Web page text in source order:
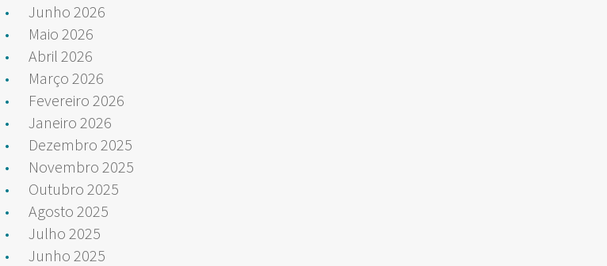
Junho 2026
Maio 2026
Abril 2026
Março 2026
Fevereiro 2026
Janeiro 2026
Dezembro 2025
Novembro 2025
Outubro 2025
Agosto 2025
Julho 2025
Junho 2025